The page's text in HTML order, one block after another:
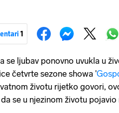
1
se ljubav ponovno uvukla u
četvrte sezone showa '
životu rijetko govori,
se u njezinom životu